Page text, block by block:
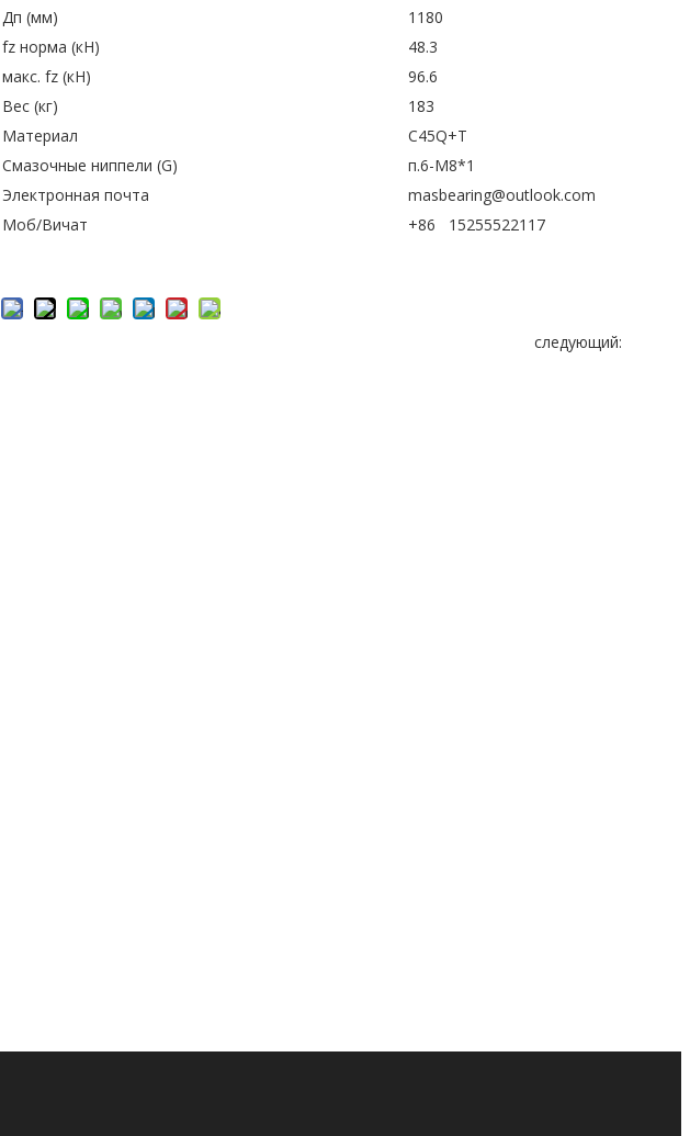
Дп (мм)
1180
fz норма (кН)
48.3
макс. fz (кН)
96.6
Вес (кг)
183
Материал
C45Q+T
Смазочные ниппели (G)
п.6-М8*1
Электронная почта
masbearing@outlook.com
Моб/Вичат
+86 15255522117
следующий: